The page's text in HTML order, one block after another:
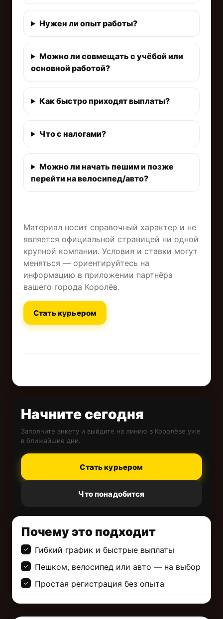
Нужен ли опыт работы?
Можно ли совмещать с учёбой или
основной работой?
Как быстро приходят выплаты?
Что с налогами?
Можно ли начать пешим и позже
перейти на велосипед/авто?
Материал носит справочный характер и не
является официальной страницей ни одной
крупной компании. Условия и ставки могут
меняться — ориентируйтесь на
информацию в приложении партнёра
вашего города Королёв.
Стать курьером
Начните сегодня
Заполните анкету и выйдите на линию в Королёве уже
в ближайшие дни.
Стать курьером
Что понадобится
Почему это подходит
Гибкий график и быстрые выплаты
Пешком, велосипед или авто — на выбор
Простая регистрация без опыта